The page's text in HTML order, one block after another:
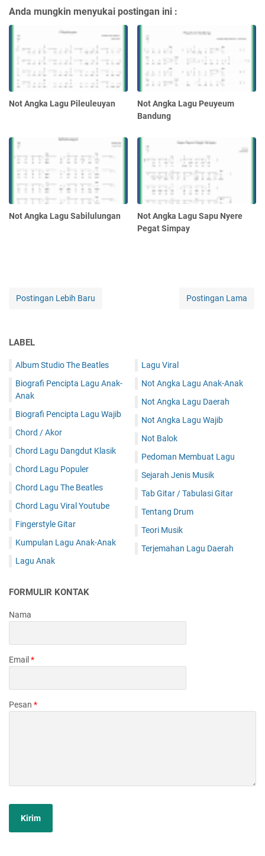
Anda mungkin menyukai postingan ini :
Not Angka Lagu Pileuleuyan
Not Angka Lagu Peuyeum
Bandung
Not Angka Lagu Sabilulungan
Not Angka Lagu Sapu Nyere
Pegat Simpay
Postingan Lebih Baru Postingan Lama
LABEL
Album Studio The Beatles
Biografi Pencipta Lagu Anak-
Anak
Biografi Pencipta Lagu Wajib
Chord / Akor
Chord Lagu Dangdut Klasik
Chord Lagu Populer
Chord Lagu The Beatles
Chord Lagu Viral Youtube
Fingerstyle Gitar
Kumpulan Lagu Anak-Anak
Lagu Anak
Lagu Viral
Not Angka Lagu Anak-Anak
Not Angka Lagu Daerah
Not Angka Lagu Wajib
Not Balok
Pedoman Membuat Lagu
Sejarah Jenis Musik
Tab Gitar / Tabulasi Gitar
Tentang Drum
Teori Musik
Terjemahan Lagu Daerah
FORMULIR KONTAK
Nama
Email *
Pesan *